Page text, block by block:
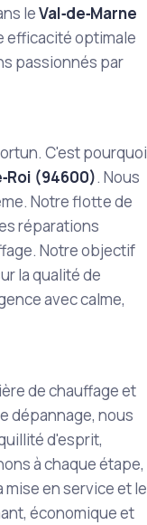
leVal‑de‑Marne
efficacité optimale
passionnés par
C'est pourquoi
(94600). Nous
Notre flotte de
réparations
Notre objectif
la qualité de
avec calme,
de chauffage et
dépannage, nous
d'esprit,
à chaque étape,
en service et le
économique et